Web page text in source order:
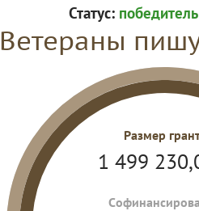
Статус:
Ветераны
Размер
1 499